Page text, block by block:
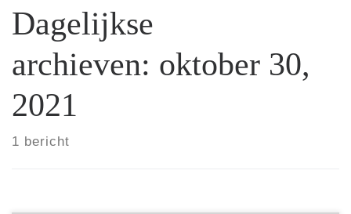
Dagelijkse
archieven: oktober 30,
2021
1 bericht